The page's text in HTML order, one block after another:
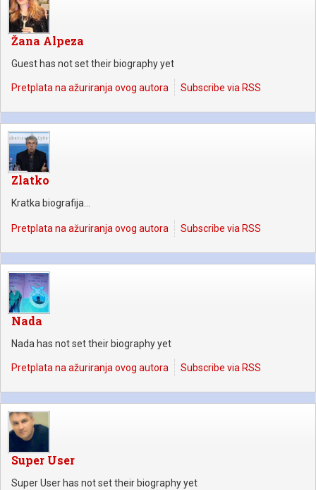
Žana Alpeza
Guest has not set their biography yet
Pretplata na ažuriranja ovog autora Subscribe via RSS
Zlatko
Kratka biografija...
Pretplata na ažuriranja ovog autora Subscribe via RSS
Nada
Nada has not set their biography yet
Pretplata na ažuriranja ovog autora Subscribe via RSS
Super User
Super User has not set their biography yet